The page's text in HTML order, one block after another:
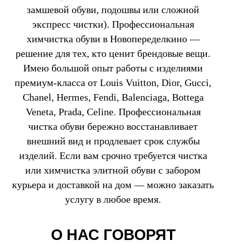
замшевой обуви, подошвы или сложной
экспресс чистки). Профессиональная
химчистка обуви в Новопеределкино —
решение для тех, кто ценит брендовые вещи.
Имею большой опыт работы с изделиями
премиум-класса от Louis Vuitton, Dior, Gucci,
Chanel, Hermes, Fendi, Balenciaga, Bottega
Veneta, Prada, Celine. Профессиональная
чистка обуви бережно восстанавливает
внешний вид и продлевает срок службы
изделий. Если вам срочно требуется чистка
или химчистка элитной обуви с забором
курьера и доставкой на дом — можно заказать
услугу в любое время.
О НАС ГОВОРЯТ